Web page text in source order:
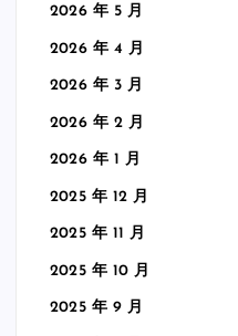
2026 年 5 月
2026 年 4 月
2026 年 3 月
2026 年 2 月
2026 年 1 月
2025 年 12 月
2025 年 11 月
2025 年 10 月
2025 年 9 月